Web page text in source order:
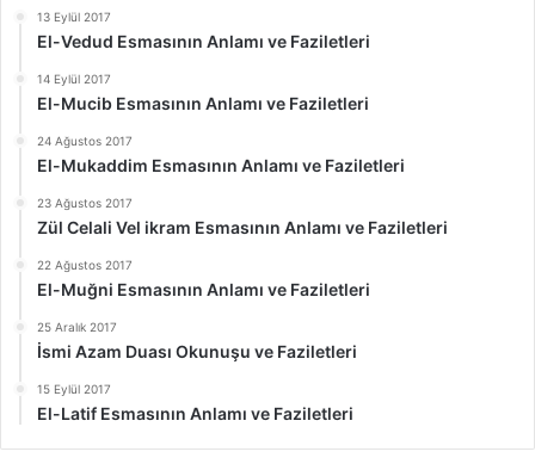
13 Eylül 2017
El-Vedud Esmasının Anlamı ve Faziletleri
14 Eylül 2017
El-Mucib Esmasının Anlamı ve Faziletleri
24 Ağustos 2017
El-Mukaddim Esmasının Anlamı ve Faziletleri
23 Ağustos 2017
Zül Celali Vel ikram Esmasının Anlamı ve Faziletleri
22 Ağustos 2017
El-Muğni Esmasının Anlamı ve Faziletleri
25 Aralık 2017
İsmi Azam Duası Okunuşu ve Faziletleri
15 Eylül 2017
El-Latif Esmasının Anlamı ve Faziletleri